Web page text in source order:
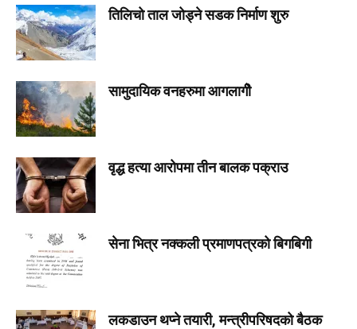
तिलिचो ताल जोड्ने सडक निर्माण शुरु
सामुदायिक वनहरुमा आगलागीे
वृद्ध हत्या आरोपमा तीन बालक पक्राउ
सेना भित्र नक्कली प्रमाणपत्रको बिगबिगी
लकडाउन थप्ने तयारी, मन्त्रीपरिषदको बैठक